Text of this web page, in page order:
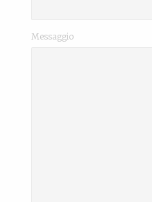
Messaggio